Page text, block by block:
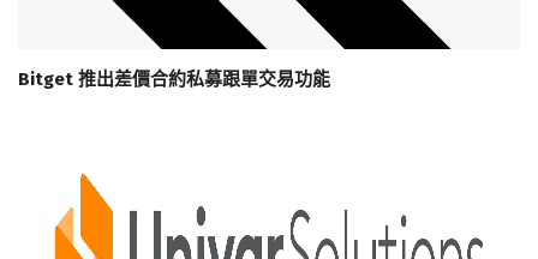
Bitget 推出差價合約私募跟單交易功能